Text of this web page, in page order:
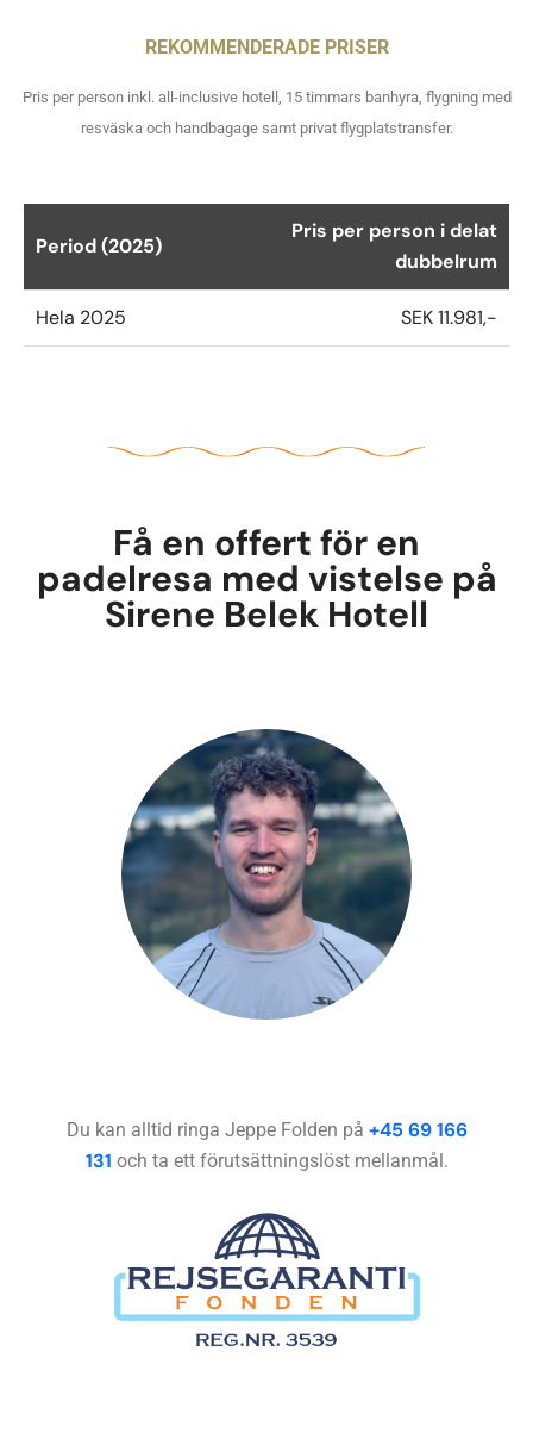
REKOMMENDERADE PRISER
Pris per person inkl. all-inclusive hotell, 15 timmars banhyra, flygning med
resväska och handbagage samt privat flygplatstransfer.
Period (2025)
Pris per person i delat
dubbelrum
Hela 2025 SEK 11.981,-
Få en offert för en
padelresa med vistelse på
Sirene Belek Hotell
Du kan alltid ringa Jeppe Folden på +45 69 166
131 och ta ett förutsättningslöst mellanmål.